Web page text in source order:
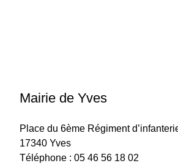
Mairie de Yves
Place du 6ème Régiment
17340 Yves
Téléphone : 05 46 56 18 02